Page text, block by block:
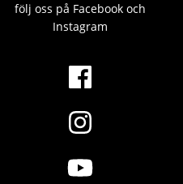
följ oss på Facebook och
Instagram